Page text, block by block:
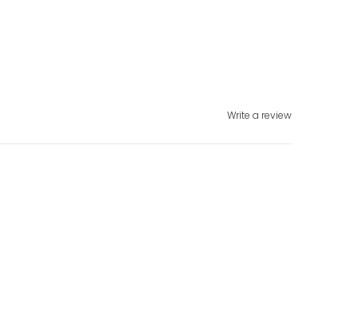
Write a review